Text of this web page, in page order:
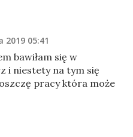
2019 05:41
bawiłam się w
i niestety na tym się
pracy która może